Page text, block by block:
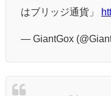
はブリッジ通貨」
— GiantGox